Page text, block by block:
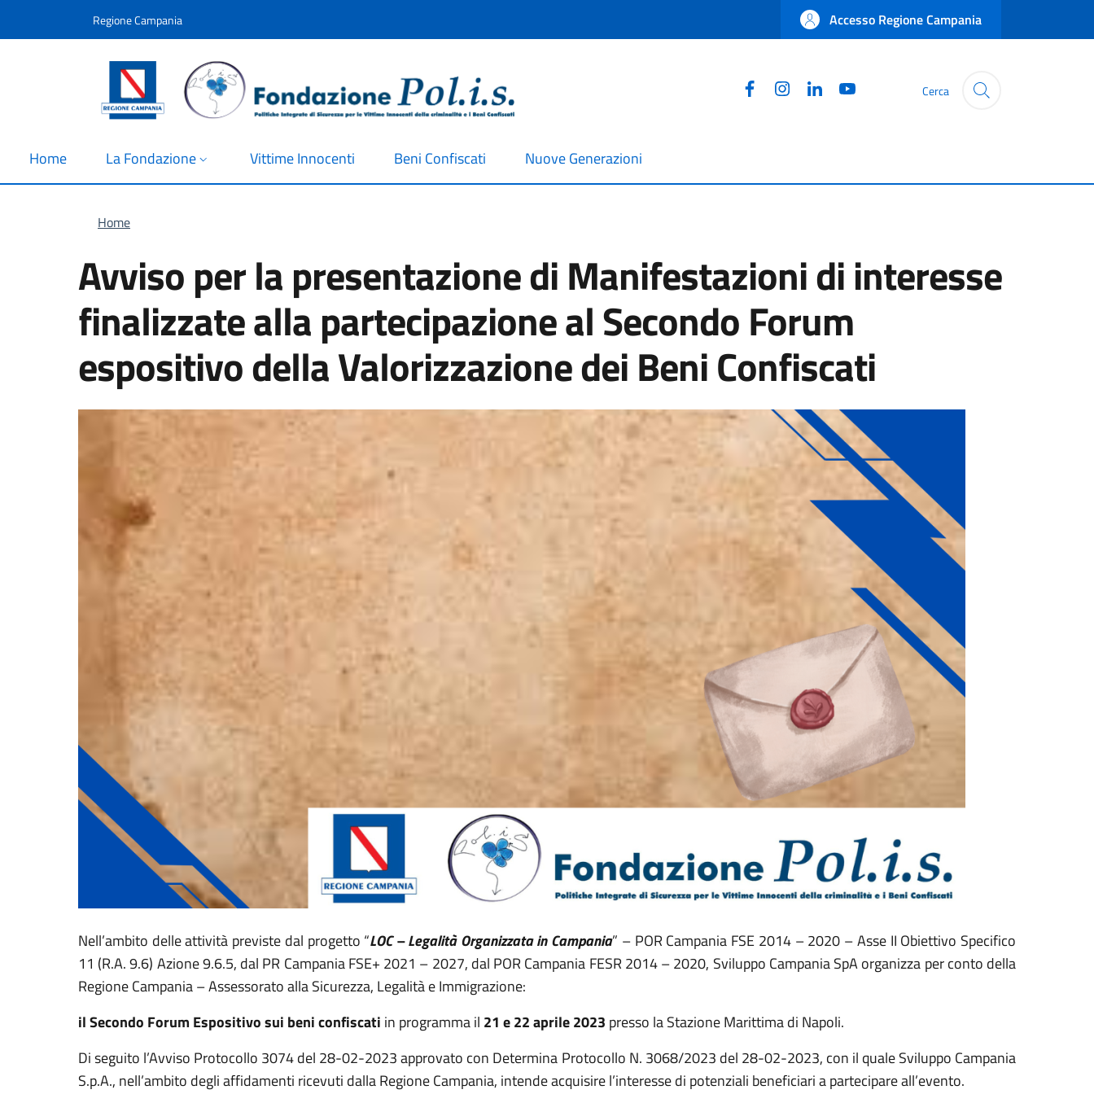
Regione Campania Accesso Regione Campania
FacebookInstagram
Linkedin Cerca
Home La Fondazione Vittime Innocenti Beni Confiscati Nuove Generazioni
Briciole di pane
Home
Avviso per la presentazione di Manifestazioni di interesse
finalizzate alla partecipazione al Secondo Forum
espositivo della Valorizzazione dei Beni Confiscati
Nell’ambito delle attività previste dal progetto “LOC – Legalità Organizzata in Campania” – POR Campania FSE 2014 – 2020 – Asse II Obiettivo Specifico
11 (R.A. 9.6) Azione 9.6.5, dal PR Campania FSE+ 2021 – 2027, dal POR Campania FESR 2014 – 2020, Sviluppo Campania SpA organizza per conto della
Regione Campania – Assessorato alla Sicurezza, Legalità e Immigrazione:
il Secondo Forum Espositivo sui beni confiscati in programma il 21 e 22 aprile 2023 presso la Stazione Marittima di Napoli.
Di seguito l’Avviso Protocollo 3074 del 28-02-2023 approvato con Determina Protocollo N. 3068/2023 del 28-02-2023, con il quale Sviluppo Campania
S.p.A., nell’ambito degli affidamenti ricevuti dalla Regione Campania, intende acquisire l’interesse di potenziali beneficiari a partecipare all’evento.